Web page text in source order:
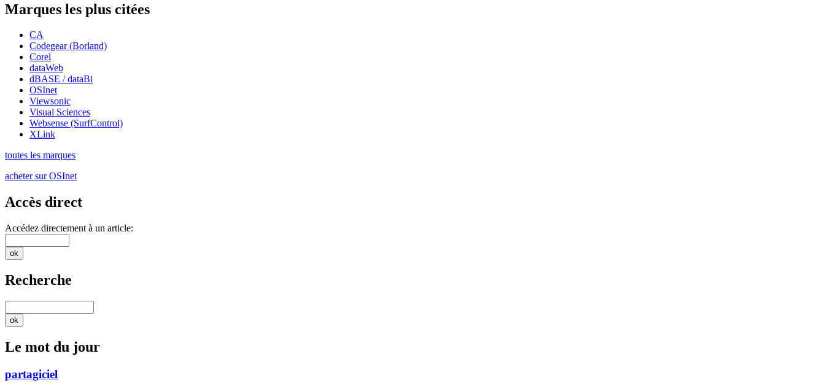
Marques les plus citées
CA
Codegear (Borland)
Corel
dataWeb
dBASE / dataBi
OSInet
Viewsonic
Visual Sciences
Websense (SurfControl)
XLink
toutes les marques
acheter sur OSInet
Accès direct
Accédez directement à un article:
Recherche
Le mot du jour
partagiciel